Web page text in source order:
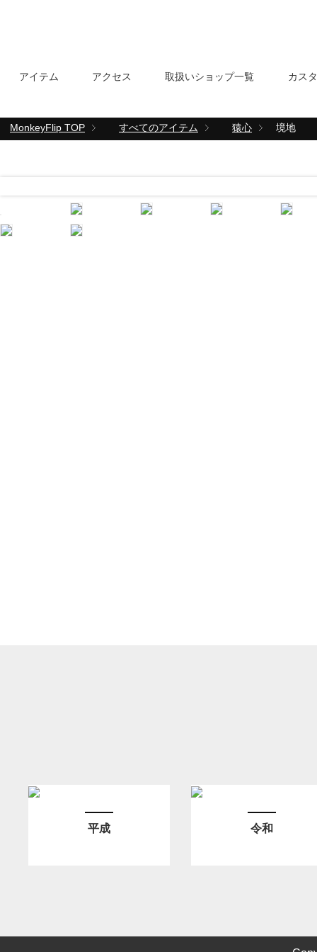
アイテム アクセス 取扱いショップ一覧 カス
MonkeyFlip TOP すべてのアイテム 猿心 境地
平成 令和